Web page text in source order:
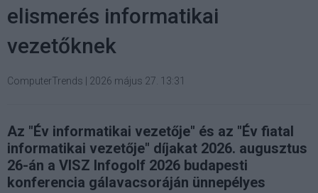
elismerés informatikai
vezetőknek
ComputerTrends 2026 május 27. 13:31
Az "Év informatikai vezetője" és az "Év fiatal
informatikai vezetője" díjakat 2026. augusztus
26-án a VISZ Infogolf 2026 budapesti
konferencia gálavacsoráján ünnepélyes